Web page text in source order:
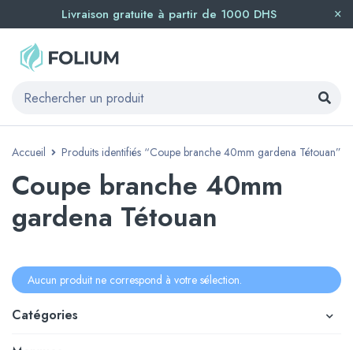
Livraison gratuite à partir de 1000 DHS
Accueil Produits identifiés “Coupe branche 40mm gardena Tétouan”
Coupe branche 40mm
gardena Tétouan
Catégories
Aucun produit ne correspond à votre sélection.